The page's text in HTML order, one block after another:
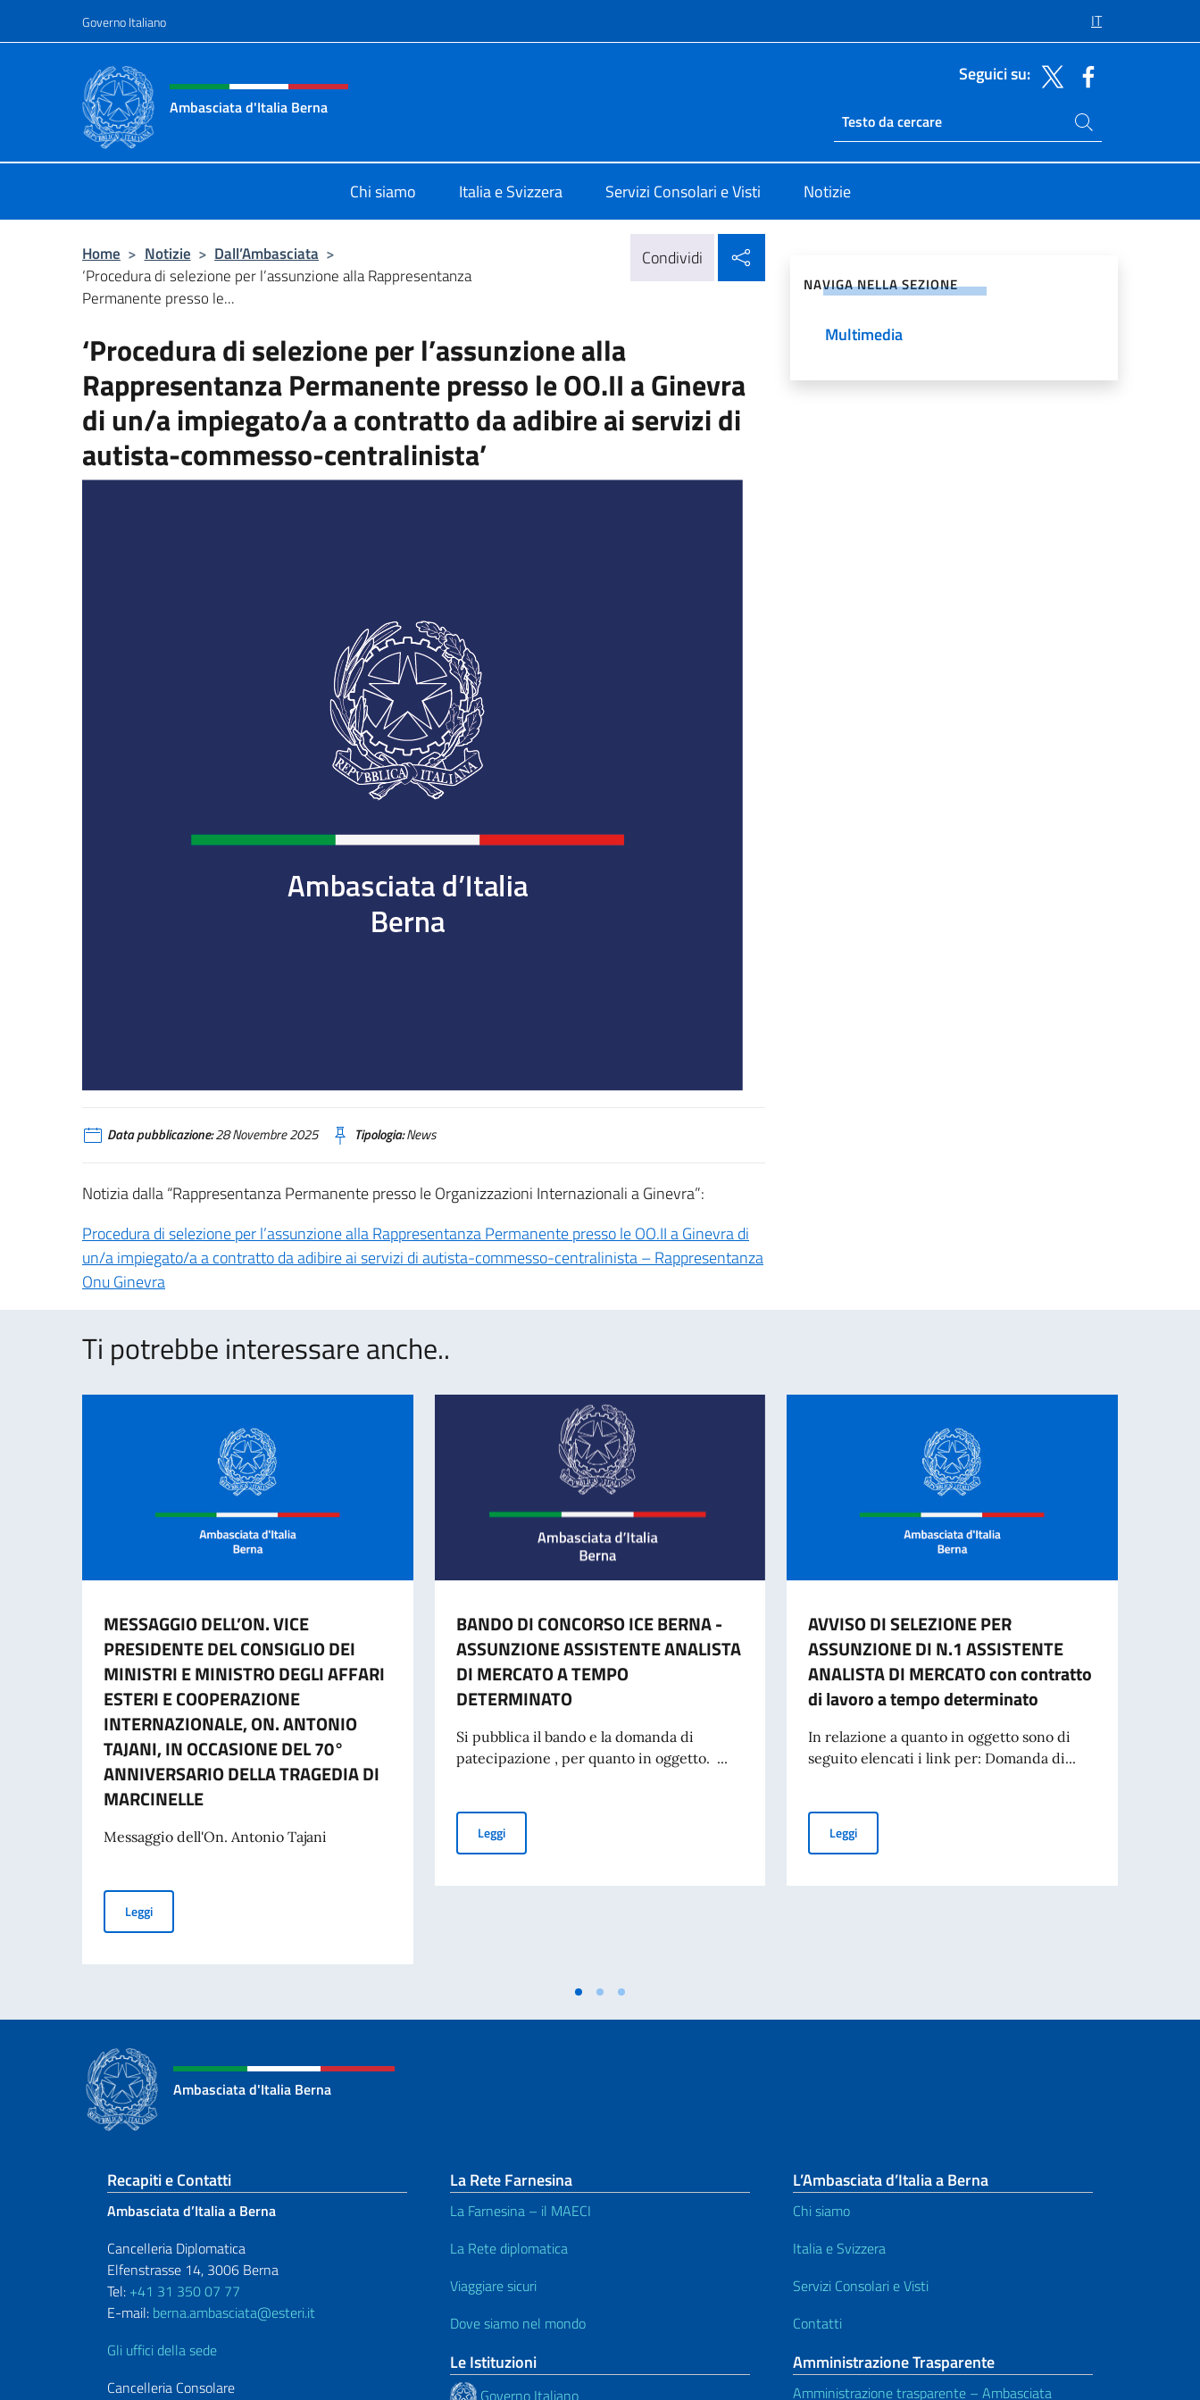
Governo Italiano IT
Intestazione sito, social e menù
Ambasciata d'Italia Berna
Seguici su:
Ricerca sito live
Cerca nel sito
Chi siamo Italia e Svizzera Servizi Consolari e Visti Notizie
Home > Notizie > Dall’Ambasciata >
‘Procedura di selezione per l’assunzione alla Rappresentanza
Permanente presso le...
Condividi
‘Procedura di selezione per l’assunzione alla
Rappresentanza Permanente presso le OO.II a Ginevra
di un/a impiegato/a a contratto da adibire ai servizi di
autista-commesso-centralinista’
Data pubblicazione:28 Novembre 2025 Tipologia:News
Notizia dalla “Rappresentanza Permanente presso le Organizzazioni Internazionali a Ginevra”:
Procedura di selezione per l’assunzione alla Rappresentanza Permanente presso le OO.II a Ginevra di
un/a impiegato/a a contratto da adibire ai servizi di autista-commesso-centralinista – Rappresentanza
Onu Ginevra
NAVIGA NELLA SEZIONE
Multimedia
Ti potrebbe interessare anche..
MESSAGGIO DELL’ON. VICE
PRESIDENTE DEL CONSIGLIO DEI
MINISTRI E MINISTRO DEGLI AFFARI
ESTERI E COOPERAZIONE
INTERNAZIONALE, ON. ANTONIO
TAJANI, IN OCCASIONE DEL 70°
ANNIVERSARIO DELLA TRAGEDIA DI
MARCINELLE
Messaggio dell'On. Antonio Tajani
LeggiMESSAGGIO DELL’ON. VICE PRESIDENTE DEL CONSIGLIO DEI MINISTRI E MINISTRO DEGLI AFFARI ESTERI E COOPERAZIONE INTERNAZIONALE, ON. ANTONIO TAJANI, IN OCCASIONE DEL 70°
BANDO DI CONCORSO ICE BERNA -
ASSUNZIONE ASSISTENTE ANALISTA
DI MERCATO A TEMPO
DETERMINATO
Si pubblica il bando e la domanda di
patecipazione , per quanto in oggetto. ...
LeggiBANDO DI CONCORSO ICE BERNA - ASSUNZIONE ASSISTENTE ANALISTA DI MERCATO A TEMPO DETERMINATO
AVVISO DI SELEZIONE PER
ASSUNZIONE DI N.1 ASSISTENTE
ANALISTA DI MERCATO con contratto
di lavoro a tempo determinato
In relazione a quanto in oggetto sono di
seguito elencati i link per: Domanda di...
LeggiAVVISO DI SELEZIONE PER ASSUNZIONE DI N.1
Ambasciata d'Italia Berna
Sezione footer
Recapiti e Contatti
Ambasciata d’Italia a Berna
Cancelleria Diplomatica
Elfenstrasse 14, 3006 Berna
Tel: +41 31 350 07 77
E-mail: berna.ambasciata@esteri.it
Gli uffici della sede
Cancelleria Consolare
La Rete Farnesina
La Farnesina – il MAECI
La Rete diplomatica
Viaggiare sicuri
Dove siamo nel mondo
Le Istituzioni
L’Ambasciata d’Italia a Berna
Chi siamo
Italia e Svizzera
Servizi Consolari e Visti
Contatti
Amministrazione Trasparente
Amministrazione trasparente – Ambasciata